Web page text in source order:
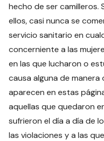
hecho de ser camilleros.
ellos, casi nunca se
servicio sanitario en
concerniente a las
en las que lucharon o
causa alguna de manera
aparecen en estas
aquellas que quedaron
sufrieron el día a día de
las violaciones y a las